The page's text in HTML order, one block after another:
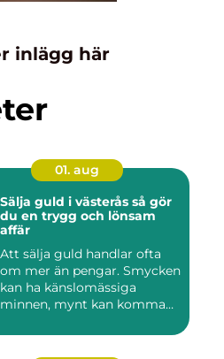
inlägg här
01. aug
Sälja guld i västerås så gör
du en trygg och lönsam
affär
Att sälja guld handlar ofta
om mer än pengar. Smycken
kan ha känslomässiga
minnen, mynt kan komma